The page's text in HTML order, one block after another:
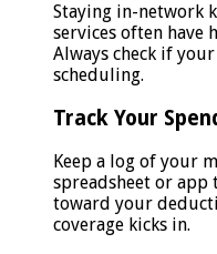
Staying in-network
services often have
Always check if
scheduling.
Track Your
Keep a log of your
spreadsheet or app
toward your
coverage kicks in.